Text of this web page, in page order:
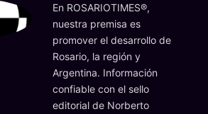
En ROSARIOTIMES®,
nuestra premisa es
promover el desarrollo de
Rosario, la región y
Argentina. Información
confiable con el sello
editorial de Norberto